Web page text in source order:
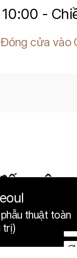
10:00 -
Đóng cửa vào
vện
thuật toàn
trị)